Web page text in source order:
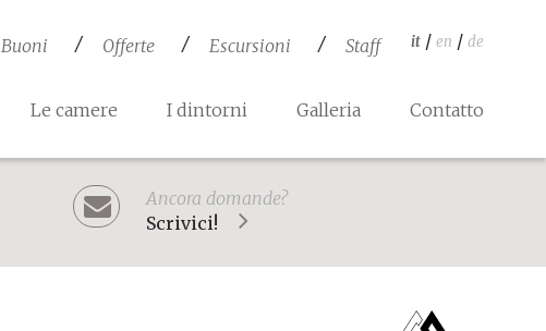
Buoni Offerte Escursioni Staff
Le camere I dintorni Galleria Contatto
it / en / de
Ancora domande?
Scrivici!